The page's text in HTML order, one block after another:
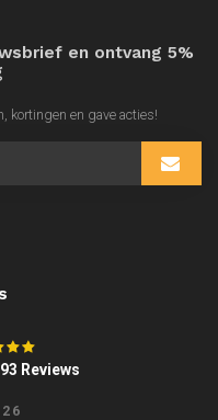
en ontvang 5%
kortingen en gave acties!
Reviews